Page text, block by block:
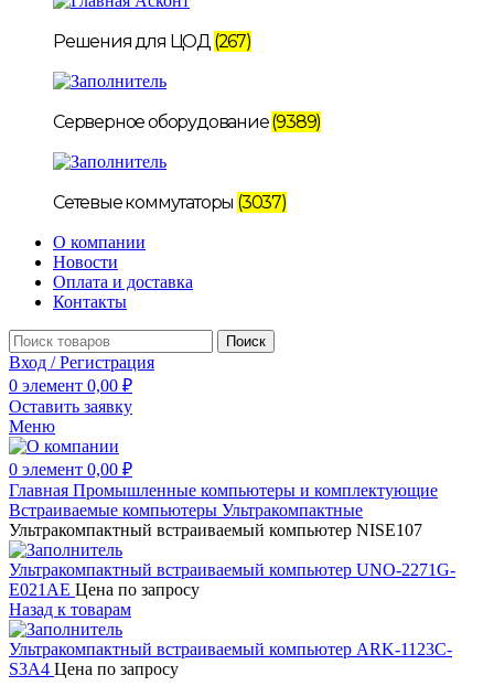
Решения для ЦОД (267)
Серверное оборудование(9389)
Сетевые коммутаторы (3037)
О компании
Новости
Оплата и доставка
Контакты
Поиск
Вход / Регистрация
0 элемент 0,00 ₽
Оставить заявку
Меню
0 элемент 0,00 ₽
Главная Промышленные компьютеры и комплектующие
Встраиваемые компьютеры Ультракомпактные
Ультракомпактный встраиваемый компьютер NISE107
Ультракомпактный встраиваемый компьютер UNO-2271G-
E021AE Цена по запросу
Назад к товарам
Ультракомпактный встраиваемый компьютер ARK-1123C-
S3A4 Цена по запросу